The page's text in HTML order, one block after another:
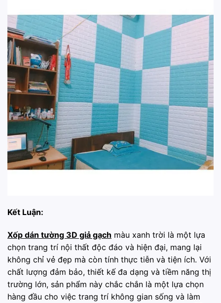
Kết Luận:
Xốp dán tường 3D giả gạch màu xanh trời là một lựa
chọn trang trí nội thất độc đáo và hiện đại, mang lại
không chỉ vẻ đẹp mà còn tính thực tiễn và tiện ích. Với
chất lượng đảm bảo, thiết kế đa dạng và tiềm năng thị
trường lớn, sản phẩm này chắc chắn là một lựa chọn
hàng đầu cho việc trang trí không gian sống và làm